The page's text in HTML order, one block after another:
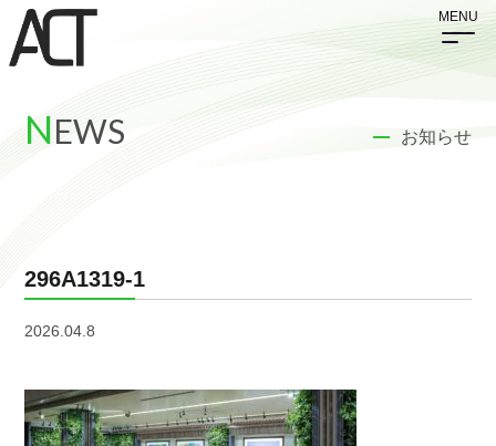
NEWS お知らせ
296A1319-1
2026.04.8